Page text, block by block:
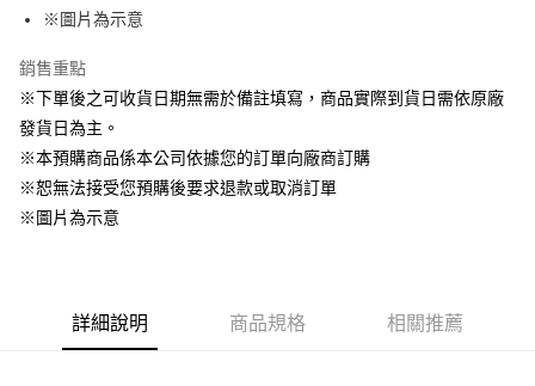
貨到付款
運送方式
全家取貨付款
每筆NT$65，滿NT$1,300(含以上)免運費
付款後全家取貨
每筆NT$65，滿NT$1,300(含以上)免運費
7-11取貨付款
※圖片為示意
銷售重點
※下單後之可收貨日期無需於備註填寫，商品實際到貨日需依原廠
發貨日為主。
※本預購商品係本公司依據您的訂單向廠商訂購
※恕無法接受您預購後要求退款或取消訂單
※圖片為示意
詳細說明 商品規格 相關推薦